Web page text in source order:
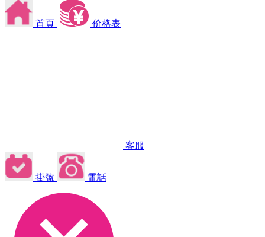
首頁 价格表
客服
掛號 電話